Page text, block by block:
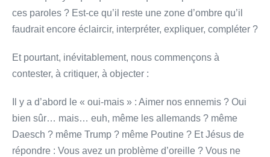
ces paroles ? Est-ce qu’il reste une zone d’ombre qu’il
faudrait encore éclaircir, interpréter, expliquer, compléter ?
Et pourtant, inévitablement, nous commençons à
contester, à critiquer, à objecter :
Il y a d’abord le « oui-mais » : Aimer nos ennemis ? Oui
bien sûr… mais… euh, même les allemands ? même
Daesch ? même Trump ? même Poutine ? Et Jésus de
répondre : Vous avez un problème d’oreille ? Vous ne